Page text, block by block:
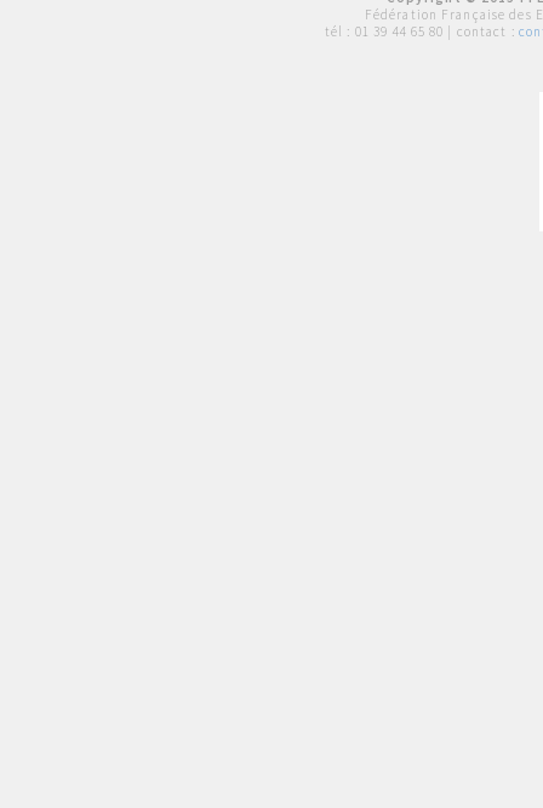
Fédération Française des
tél : 01 39 44 65 80 | contact :